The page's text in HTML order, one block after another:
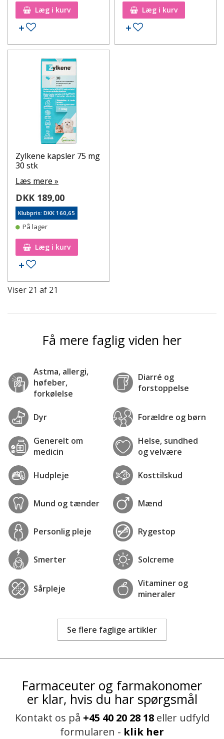
Læg i kurv
Tilføj til ønskeseddel
Læg i kurv
Tilføj til ønskeseddel
Zylkene kapsler 75 mg
30 stk
Læs mere »
DKK 189,00
Klubpris: DKK 160,65
På lager
Læg i kurv
Tilføj til ønskeseddel
Viser 21 af 21
Få mere faglig viden her
Astma, allergi,
høfeber,
forkølelse
Diarré og
forstoppelse
Dyr Forældre og børn
Generelt om
medicin
Helse, sundhed
og velvære
Hudpleje Kosttilskud
Mund og tænder Mænd
Personlig pleje Rygestop
Smerter Solcreme
Sårpleje
Vitaminer og
mineraler
Se flere faglige artikler
Farmaceuter og farmakonomer
er klar, hvis du har spørgsmål
Kontakt os på +45 40 20 28 18eller udfyld
formularen - klik her